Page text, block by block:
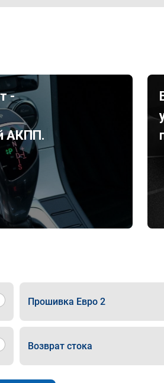
-
АКПП.
Прошивка Евро 2
Возврат стока